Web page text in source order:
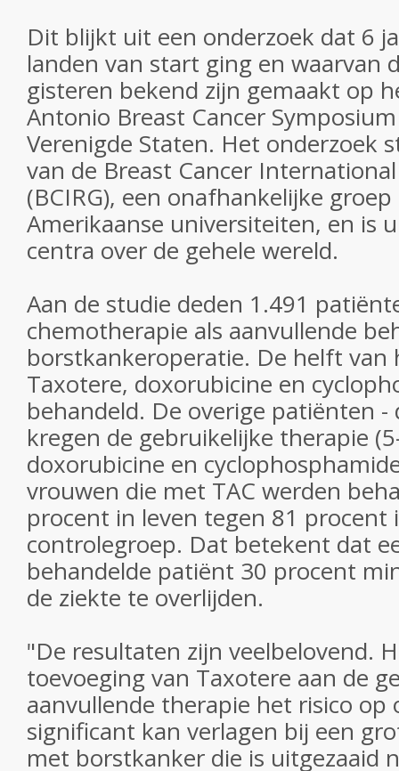
Dit blijkt uit een onderzoek dat 6
landen van start ging en waarvan
gisteren bekend zijn gemaakt op
Antonio Breast Cancer Symposium
Verenigde Staten. Het onderzoek
van de Breast Cancer
(BCIRG), een onafhankelijke
Amerikaanse universiteiten, en is
centra over de gehele wereld.
Aan de studie deden 1.491
chemotherapie als aanvullende
borstkankeroperatie. De helft van
Taxotere, doxorubicine en
behandeld. De overige patiënten
kregen de gebruikelijke therapie
doxorubicine en
vrouwen die met TAC werden
procent in leven tegen 81 procent
controlegroep. Dat betekent dat
behandelde patiënt 30 procent
de ziekte te overlijden.
"De resultaten zijn veelbelovend.
toevoeging van Taxotere aan de
aanvullende therapie het risico op
significant kan verlagen bij een
met borstkanker die is uitgezaaid